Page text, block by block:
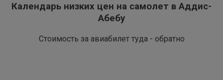
Календарь низких цен на самолет в Аддис-
Абебу
Стоимость за авиабилет туда - обратно